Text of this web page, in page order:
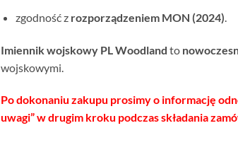
zgodność z rozporządzeniem MON (2024)
Imiennik wojskowy PL Woodland to
wojskowymi.
Po dokonaniu zakupu prosimy o informację
uwagi” w drugim kroku podczas składania